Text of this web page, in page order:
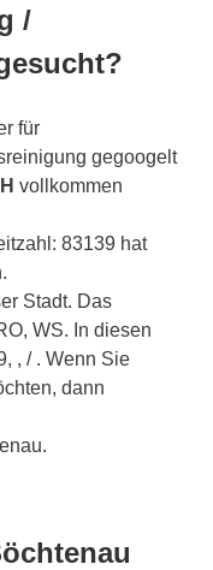
/
für
gegoogelt
vollkommen
83139 hat
Stadt. Das
WS. In diesen
, / . Wenn Sie
dann